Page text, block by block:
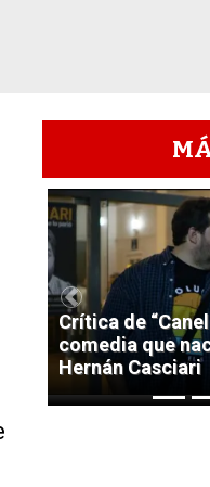
Crítica de
comedia que
Hernán Casciari
Previous